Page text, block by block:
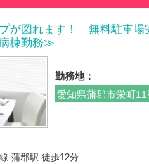
プが図れます！ 無料駐車
棟勤務≫
勤務地：
愛知県蒲郡市栄町
蒲郡駅 徒歩12分